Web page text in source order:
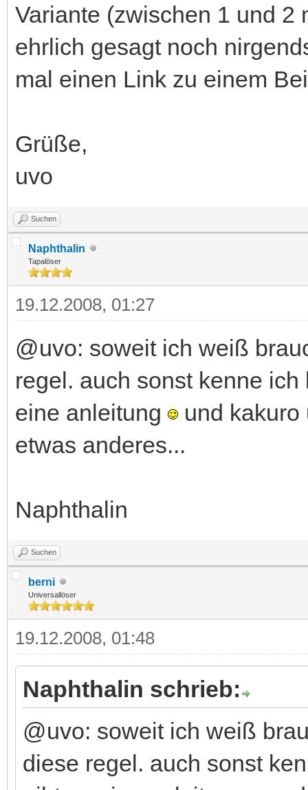
Variante (zwischen 1 und 2
ehrlich gesagt noch
mal einen Link zu einem
Grüße,
uvo
Suchen
Naphthalin
Tapalöser
19.12.2008, 01:27
@uvo: soweit ich weiß
regel. auch sonst kenne
eine anleitung
und
etwas anderes...
Naphthalin
Suchen
berni
Universallöser
19.12.2008, 01:48
Naphthalin schrieb:
@uvo: soweit ich weiß
diese regel. auch sonst